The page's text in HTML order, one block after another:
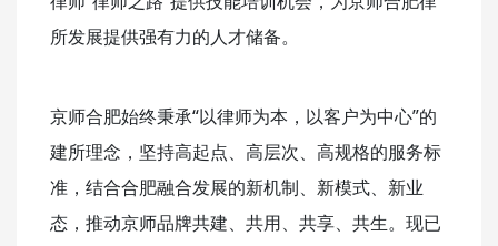
所发展提供强有力的人才储备。
京师合肥始终秉承“以律师为本，以客户为中心”的
建所理念，坚持高起点、高层次、高规格的服务标
准，结合合肥融合发展的新机制、新模式、新业
态，推动京师品牌共建、共用、共享、共生。现已